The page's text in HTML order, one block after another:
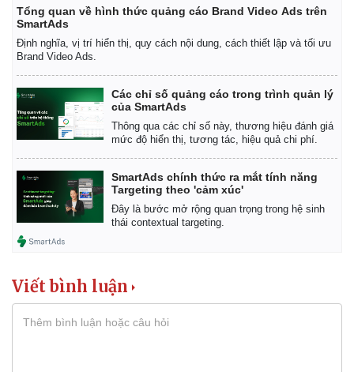
Tổng quan về hình thức quảng cáo Brand Video Ads trên
SmartAds
Định nghĩa, vị trí hiển thị, quy cách nội dung, cách thiết lập và tối ưu
Brand Video Ads.
Các chỉ số quảng cáo trong trình quản lý
của SmartAds
Thông qua các chỉ số này, thương hiệu đánh giá
mức độ hiển thị, tương tác, hiệu quả chi phí.
SmartAds chính thức ra mắt tính năng
Targeting theo 'cảm xúc'
Đây là bước mở rộng quan trọng trong hệ sinh
thái contextual targeting.
Viết bình luận